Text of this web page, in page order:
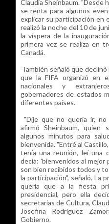
Claudia Sheinbaum. "Desde
se renta para algunos
explicar su participación en
realizó la noche del 10 de
la víspera de la
primera vez se realiza en
Canadá.
También señaló que
que la FIFA organizó en
nacionales y
gobernadores de estados
diferentes países.
"Dije que no quería ir, no
afirmó Sheinbaum, quien
algunos minutos para
bienvenida. "Entré al
tenía una reunión, leí una
decía: 'bienvenidos al mejor
son bien recibidos todos y
la participación", señaló. La
quería que a la fiesta
presidencial, pero ella
secretarias de Cultura,
Josefina Rodríguez
Gobierno.